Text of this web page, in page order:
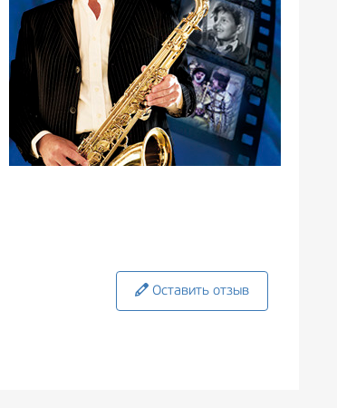
Оставить отзыв